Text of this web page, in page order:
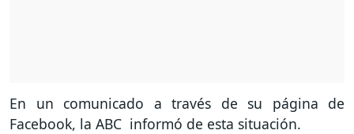
En un comunicado a través de su página de
Facebook, la ABC informó de esta situación.